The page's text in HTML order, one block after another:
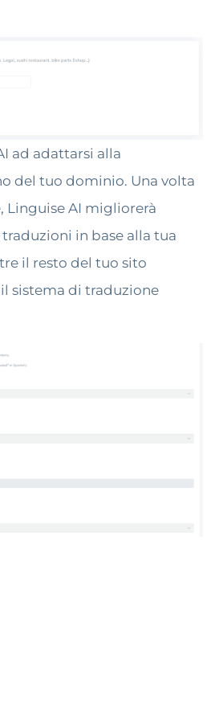
ad adattarsi alla
del tuo dominio. Una volta
Linguise AI migliorerà
in base alla tua
il resto del tuo sito
sistema di traduzione